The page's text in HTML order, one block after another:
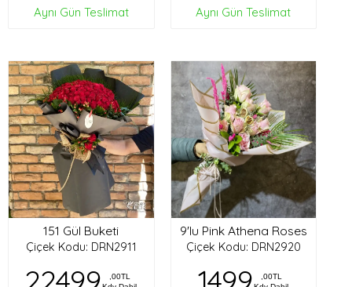
Aynı Gün Teslimat Aynı Gün Teslimat
151 Gül Buketi
Çiçek Kodu: DRN2911
,00TL
9'lu Pink Athena Roses
Çiçek Kodu: DRN2920
,00TL